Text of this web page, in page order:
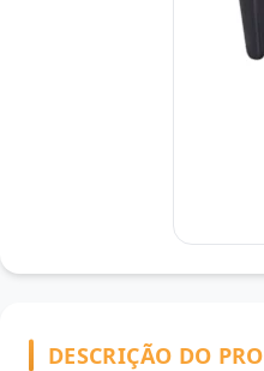
DESCRIÇÃO DO